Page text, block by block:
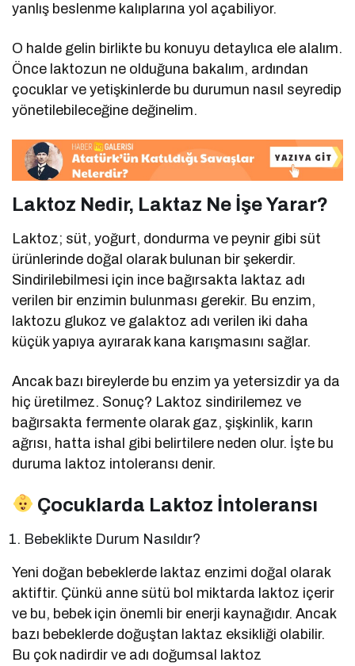
yanlış beslenme kalıplarına yol açabiliyor.
O halde gelin birlikte bu konuyu detaylıca ele alalım.
Önce laktozun ne olduğuna bakalım, ardından
çocuklar ve yetişkinlerde bu durumun nasıl seyredip
yönetilebileceğine değinelim.
Laktoz Nedir, Laktaz Ne İşe Yarar?
Laktoz; süt, yoğurt, dondurma ve peynir gibi süt
ürünlerinde doğal olarak bulunan bir şekerdir.
Sindirilebilmesi için ince bağırsakta laktaz adı
verilen bir enzimin bulunması gerekir. Bu enzim,
laktozu glukoz ve galaktoz adı verilen iki daha
küçük yapıya ayırarak kana karışmasını sağlar.
Ancak bazı bireylerde bu enzim ya yetersizdir ya da
hiç üretilmez. Sonuç? Laktoz sindirilemez ve
bağırsakta fermente olarak gaz, şişkinlik, karın
ağrısı, hatta ishal gibi belirtilere neden olur. İşte bu
duruma laktoz intoleransı denir.
Çocuklarda Laktoz İntoleransı
Bebeklikte Durum Nasıldır?
Yeni doğan bebeklerde laktaz enzimi doğal olarak
aktiftir. Çünkü anne sütü bol miktarda laktoz içerir
ve bu, bebek için önemli bir enerji kaynağıdır. Ancak
bazı bebeklerde doğuştan laktaz eksikliği olabilir.
Bu çok nadirdir ve adı doğumsal laktoz